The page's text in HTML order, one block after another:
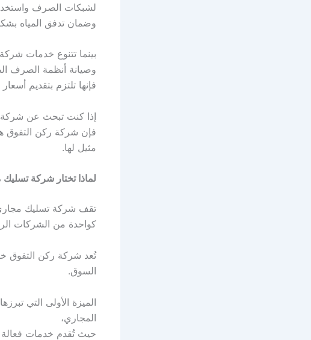
لشبكات الصرف
وضمان تدفق المياه
بينما تتنوع خدمات
وصيانة أنظمة الصرف
فإنها تلتزم بتقديم
إذا كنت تبحث عن
فإن شركة ركن التفوق
مثيل لها.
لماذا تختار شركة
تقف شركة تسليك مجاري
كواحدة من الشركات
تُعد شركة ركن التفوق
السوق.
الميزة الأولى التي
المجاري،
حيث تُقدم خدمات